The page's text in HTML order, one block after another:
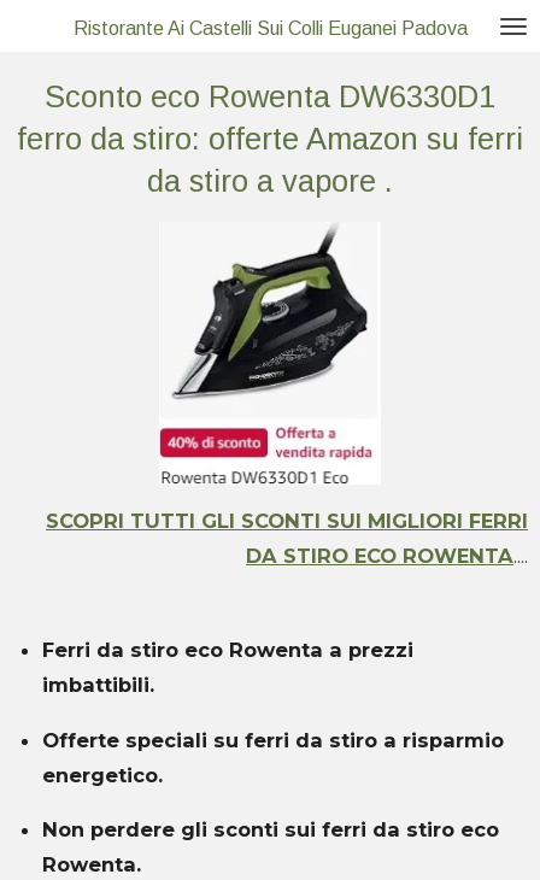
contenuto
principale
Ristorante Ai Castelli Sui Colli Euganei Padova
Sconto eco Rowenta DW6330D1
ferro da stiro: offerte Amazon su ferri
da stiro a vapore .
SCOPRI TUTTI GLI SCONTI SUI MIGLIORI FERRI
DA STIRO ECO ROWENTA....
Ferri da stiro eco Rowenta a prezzi
imbattibili.
Offerte speciali su ferri da stiro a risparmio
energetico.
Non perdere gli sconti sui ferri da stiro eco
Rowenta.